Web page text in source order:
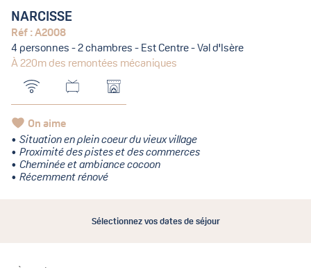
NARCISSE
Réf : A2008
4 personnes - 2 chambres - Est Centre - Val d'Isère
À 220m des remontées mécaniques
On aime
Situation en plein coeur du vieux village
Proximité des pistes et des commerces
Cheminée et ambiance cocoon
Récemment rénové
Sélectionnez vos dates de séjour